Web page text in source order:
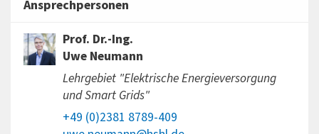
Ansprechpersonen
Prof. Dr.-Ing.
Uwe Neumann
Lehrgebiet "Elektrische Energieversorgung
und Smart Grids"
+49 (0)2381 8789-409